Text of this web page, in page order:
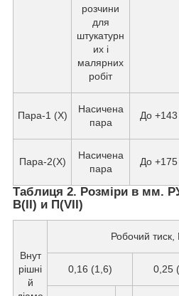
розчини
для
штукатурн
их і
малярних
робіт
Пара-1 (X)
Насичена
пара
До +143
Пара-2(X)
Насичена
пара
До +175
Таблиця 2. Розміри в мм.
В(II) и П(VII)
Внут
рішні
й
Робочий
0,16 (1,6) 0,25